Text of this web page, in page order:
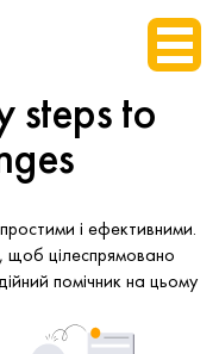
stepsto
і ефективними.
щоб цілеспрямовано
помічник на цьому